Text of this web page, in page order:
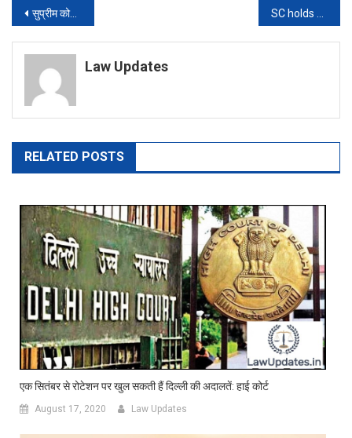
Post
navigation
सुप्रीम कोर्ट का सुझाव- सरकारी दस्तावेजों को सिर्फ हिंदी और अंग्रेज़ी में प्रकाशित करने के कानून में बदलाव हो, सुदूर इलाके के लोगों को सुविधा होगी
Law Updates
RELATED POSTS
एक सितंबर से रोटेशन पर खुल सकती हैं दिल्ली की अदालतें: हाई कोर्ट
August 17, 2020 Law Updates